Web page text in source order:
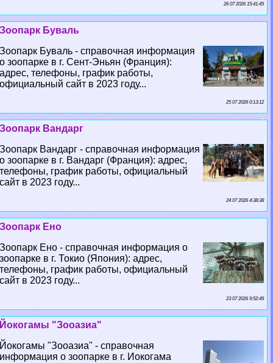
26 07 2026 15:41:45
Зоопарк Буваль
Зоопарк Буваль - справочная информация
о зоопарке в г. Сент-Эньян (Франция):
адрес, телефоны, график работы,
официальный сайт в 2023 году...
25 07 2026 0:13:12
Зоопарк Вандарг
Зоопарк Вандарг - справочная информация
о зоопарке в г. Вандарг (Франция): адрес,
телефоны, график работы, официальный
сайт в 2023 году...
24 07 2026 4:38:38
Зоопарк Ено
Зоопарк Ено - справочная информация о
зоопарке в г. Токио (Япония): адрес,
телефоны, график работы, официальный
сайт в 2023 году...
23 07 2026 9:52:49
Йокогамы "Зооазиа"
Йокогамы "Зооазиа" - справочная
информация о зоопарке в г. Иокогама